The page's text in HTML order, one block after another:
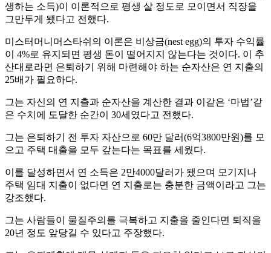
생하는 소득)이 이론적으로 평생 살 정도로 모이면서 직장을
그만두게 됐다고 전했다.
미스터머니머스타쉬의 이론은 비상금(nest egg)의 투자 수익률
이 4%로 유지되면 평생 돈이 떨어지지 않는다는 것이다. 이 추
산대로라면 은퇴하기 위해 마련해야 하는 순자산은 연 지출의
25배가 필요하다.
그는 자신의 연 지츨과 순자산을 계산한 결과 이같은 ‘마법’같
은 수치에 도달한 순간이 30세였다고 전했다.
그는 은퇴하기 전 투자 자산으로 60만 달러(6억3800만원)를 모
으고 주택 대출을 모두 갚는다는 목표를 세웠다.
이를 달성하면서 연 소득은 2만4000달러가 됐으며 모기지나
주택 임대 지출이 없다면 연 지출로는 충분한 금액이라고 그는
강조했다.
그는 사람들이 물질주의를 극복하고 지출을 줄인다면 퇴직을
20년 정도 앞당길 수 있다고 주장했다.